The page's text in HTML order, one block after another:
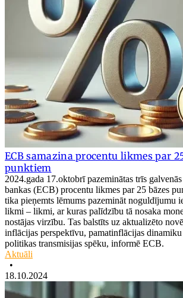
ECB samazina procentu likmes par
punktiem
2024.gada 17.oktobrī pazeminātas trīs
bankas (ECB) procentu likmes par 25 bāzes
tika pieņemts lēmums pazemināt noguldījumu
likmi – likmi, ar kuras palīdzību tā nosaka
nostājas virzību. Tas balstīts uz aktualizēto
inflācijas perspektīvu, pamatinflācijas dinamiku
politikas transmisijas spēku, informē ECB.
Aktuāli
•
18.10.2024